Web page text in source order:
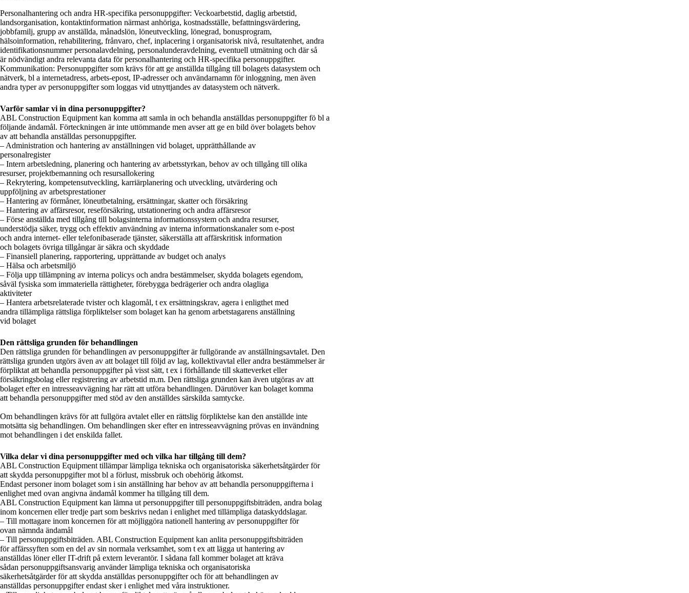
Personalhantering och andra HR-specifika personuppgifter: Veckoarbetstid, daglig arbetstid,
landsorganisation, kontaktinformation närmast anhöriga, kostnadsställe, befattningsvärdering,
jobbfamilj, grupp av anställda, månadslön, löneutveckling, lönegrad, bonusprogram,
hälsoinformation, rehabilitering, frånvaro, chef, inplacering i organisatorisk nivå, resultatenhet, andra
identifikationsnummer personalavdelning, personalunderavdelning, eventuell utmätning och där så
är nödvändigt andra relevanta data för personalhantering och HR-specifika personuppgifter.
Kommunikation: Personuppgifter som krävs för att ge anställda tillgång till bolagets datasystem och
nätverk, bl a internetadress, arbets-epost, IP-adresser och användarnamn för inloggning, men även
andra typer av personuppgifter som loggas vid utnyttjandes av datasystem och nätverk.
Varför samlar vi in dina personuppgifter?
ABL Construction Equipment kan komma att samla in och behandla anställdas personuppgifter fö bl a
följande ändamål. Förteckningen är inte uttömmande men avser att ge en bild över bolagets behov
av att behandla anställdas personuppgifter.
– Administration och hantering av anställningen vid bolaget, upprätthållande av
personalregister
– Intern arbetsledning, planering och hantering av arbetsstyrkan, behov av och tillgång till olika
resurser, projektbemanning och resursallokering
– Rekrytering, kompetensutveckling, karriärplanering och utveckling, utvärdering och
uppföljning av arbetsprestationer
– Hantering av förmåner, löneutbetalning, ersättningar, skatter och försäkring
– Hantering av affärsresor, reseförsäkring, utstationering och andra affärsresor
– Förse anställda med tillgång till bolagsinterna informationssystem och andra resurser,
understödja säker, trygg och effektiv användning av interna informationskanaler som e-post
och andra internet- eller telefonibaserade tjänster, säkerställa att affärskritisk information
och bolagets övriga tillgångar är säkra och skyddade
– Finansiell planering, rapportering, upprättande av budget och analys
– Hälsa och arbetsmiljö
– Följa upp tillämpning av interna policys och andra bestämmelser, skydda bolagets egendom,
såväl fysiska som immateriella rättigheter, förebygga bedrägerier och andra olagliga
aktiviteter
– Hantera arbetsrelaterade tvister och klagomål, t ex ersättningskrav, agera i enligthet med
andra tillämpliga rättsliga förpliktelser som bolaget kan ha genom arbetstagarens anställning
vid bolaget
Den rättsliga grunden för behandlingen
Den rättsliga grunden för behandlingen av personuppgifter är fullgörande av anställningsavtalet. Den
rättsliga grunden utgörs även av att bolaget till följd av lag, kollektivavtal eller andra bestämmelser är
förpliktat att behandla personuppgifter på visst sätt, t ex i förhållande till skatteverket eller
försäkringsbolag eller registrering av arbetstid m.m. Den rättsliga grunden kan även utgöras av att
bolaget efter en intresseavvägning har rätt att utföra behandlingen. Därutöver kan bolaget komma
att behandla personuppgifter med stöd av den anställdes särskilda samtycke.
Om behandlingen krävs för att fullgöra avtalet eller en rättslig förpliktelse kan den anställde inte
motsätta sig behandlingen. Om behandlingen sker efter en intresseavvägning prövas en invändning
mot behandlingen i det enskilda fallet.
Vilka delar vi dina personuppgifter med och vilka har tillgång till dem?
ABL Construction Equipment tillämpar lämpliga tekniska och organisatoriska säkerhetsåtgärder för
att skydda personuppgifter mot bl a förlust, missbruk och obehörig åtkomst.
Endast personer inom bolaget som i sin anställning har behov av att behandla personuppgifterna i
enlighet med ovan angivna ändamål kommer ha tillgång till dem.
ABL Construction Equipment kan lämna ut personuppgifter till personuppgiftsbiträden, andra bolag
inom koncernen eller tredje part som beskrivs nedan i enlighet med tillämpliga dataskyddslagar.
– Till mottagare inom koncernen för att möjliggöra nationell hantering av personuppgifter för
ovan nämnda ändamål
– Till personuppgiftsbiträden. ABL Construction Equipment kan anlita personuppgiftsbiträden
för affärssyften som en del av sin normala verksamhet, som t ex att lägga ut hantering av
anställdas löner eller IT-drift på extern leverantör. I sådana fall kommer bolaget att kräva
sådan personuppgiftsansvarig använder lämpliga tekniska och organisatoriska
säkerhetsåtgärder för att skydda anställdas personuppgifter och för att behandlingen av
anställdas personuppgifter endast sker i enlighet med våra instruktioner.